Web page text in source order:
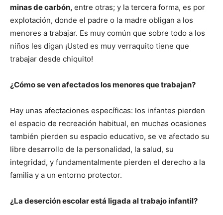
minas de carbón, entre otras; y la tercera forma, es por
explotación, donde el padre o la madre obligan a los
menores a trabajar. Es muy común que sobre todo a los
niños les digan ¡Usted es muy verraquito tiene que
trabajar desde chiquito!
¿Cómo se ven afectados los menores que trabajan?
Hay unas afectaciones específicas: los infantes pierden
el espacio de recreación habitual, en muchas ocasiones
también pierden su espacio educativo, se ve afectado su
libre desarrollo de la personalidad, la salud, su
integridad, y fundamentalmente pierden el derecho a la
familia y a un entorno protector.
¿La deserción escolar está ligada al trabajo infantil?